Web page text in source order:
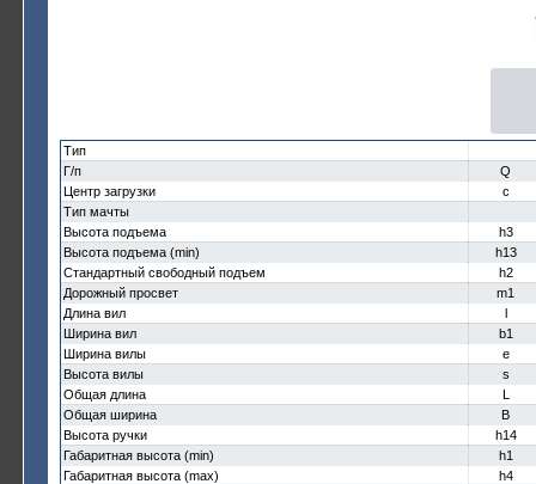
Тип
Г/п
Q
Центр загрузки
c
Тип мачты
Высота подъема
h3
Высота подъема (min)
h13
Стандартный свободный подъем
h2
Дорожный просвет
m1
Длина вил
l
Ширина вил
b1
Ширина вилы
e
Высота вилы
s
Общая длина
L
Общая ширина
B
Высота ручки
h14
Габаритная высота (min)
h1
Габаритная высота (max)
h4